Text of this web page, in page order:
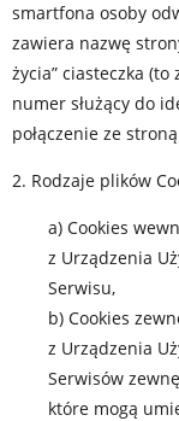
smartfona osoby
zawiera nazwę
życia” ciasteczka
numer służący do
połączenie ze
2. Rodzaje plików
a) Cookies
z Urządzenia
Serwisu,
b) Cookies
z Urządzenia
Serwisów
które mogą